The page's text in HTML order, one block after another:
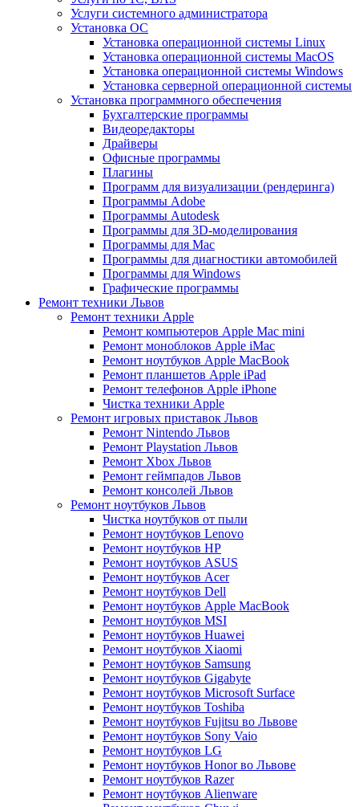
Услуги системного администратора
Установка ОС
Установка операционной системы Linux
Установка операционной системы MacOS
Установка операционной системы Windows
Установка серверной операционной системы
Установка программного обеспечения
Бухгалтерские программы
Видеоредакторы
Драйверы
Офисные программы
Плагины
Программ для визуализации (рендеринга)
Программы Adobe
Программы Autodesk
Программы для 3D-моделирования
Программы для Mac
Программы для диагностики автомобилей
Программы для Windows
Графические программы
Ремонт техники Львов
Ремонт техники Apple
Ремонт компьютеров Apple Mac mini
Ремонт моноблоков Apple iMac
Ремонт ноутбуков Apple MacBook
Ремонт планшетов Apple iPad
Ремонт телефонов Apple iPhone
Чистка техники Apple
Ремонт игровых приставок Львов
Ремонт Nintendo Львов
Ремонт Playstation Львов
Ремонт Xbox Львов
Ремонт геймпадов Львов
Ремонт консолей Львов
Ремонт ноутбуков Львов
Чистка ноутбуков от пыли
Ремонт ноутбуков Lenovo
Ремонт ноутбуков HP
Ремонт ноутбуков ASUS
Ремонт ноутбуков Acer
Ремонт ноутбуков Dell
Ремонт ноутбуков Apple MacBook
Ремонт ноутбуков MSI
Ремонт ноутбуков Huawei
Ремонт ноутбуков Xiaomi
Ремонт ноутбуков Samsung
Ремонт ноутбуков Gigabyte
Ремонт ноутбуков Microsoft Surface
Ремонт ноутбуков Toshiba
Ремонт ноутбуков Fujitsu во Львове
Ремонт ноутбуков Sony Vaio
Ремонт ноутбуков LG
Ремонт ноутбуков Honor во Львове
Ремонт ноутбуков Razer
Ремонт ноутбуков Alienware